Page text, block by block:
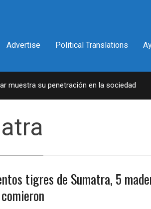
Advertise Political Translations
su penetración en la sociedad
tigres de Sumatra, 5